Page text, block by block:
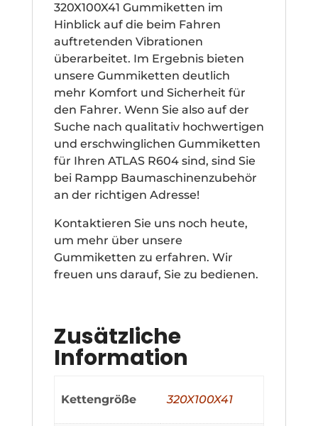
320X100X41 Gummiketten im
Hinblick auf die beim Fahren
auftretenden Vibrationen
überarbeitet. Im Ergebnis bieten
unsere Gummiketten deutlich
mehr Komfort und Sicherheit für
den Fahrer. Wenn Sie also auf der
Suche nach qualitativ hochwertigen
und erschwinglichen Gummiketten
für Ihren ATLAS R604 sind, sind Sie
bei Rampp Baumaschinenzubehör
an der richtigen Adresse!
Kontaktieren Sie uns noch heute,
um mehr über unsere
Gummiketten zu erfahren. Wir
freuen uns darauf, Sie zu bedienen.
Zusätzliche
Information
Kettengröße 320X100X41